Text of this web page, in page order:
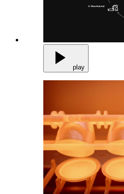
play